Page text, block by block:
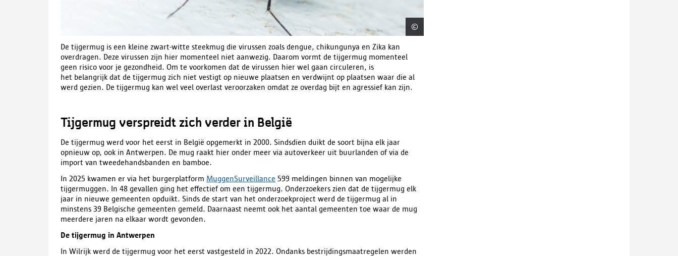
©
De tijgermug is een kleine zwart-witte steekmug die virussen zoals dengue, chikungunya en Zika kan
overdragen. Deze virussen zijn hier momenteel niet aanwezig. Daarom vormt de tijgermug momenteel
geen risico voor je gezondheid. Om te voorkomen dat de virussen hier wel gaan circuleren, is
het belangrijk dat de tijgermug zich niet vestigt op nieuwe plaatsen en ​verdwijnt op plaatsen waar die al
werd gezien. De tijgermug kan wel veel overlast veroorzaken omdat ze overdag bijt en agressief kan zijn.
Tijgermug verspreidt zich verder in België
De tijgermug werd voor het eerst in België opgemerkt in 2000. Sindsdien duikt de soort bijna elk jaar
opnieuw op, ook in Antwerpen. De mug raakt hier onder meer via autoverkeer uit buurlanden of via de
import van tweedehandsbanden en bamboe.
In 2025 kwamen er via het burgerplatform MuggenSurveillance 599 meldingen binnen van mogelijke
tijgermuggen. In 48 gevallen ging het effectief om een tijgermug. Onderzoekers zien dat de tijgermug elk
jaar in nieuwe gemeenten opduikt. Sinds de start van het onderzoekproject werd de tijgermug al in
minstens 39 Belgische gemeenten gemeld. Daarnaast neemt ook het aantal gemeenten toe waar de mug
meerdere jaren na elkaar wordt gevonden.
De tijgermug in Antwerpen
In Wilrijk werd de tijgermug voor het eerst vastgesteld in 2022. Ondanks bestrijdingsmaatregelen werden